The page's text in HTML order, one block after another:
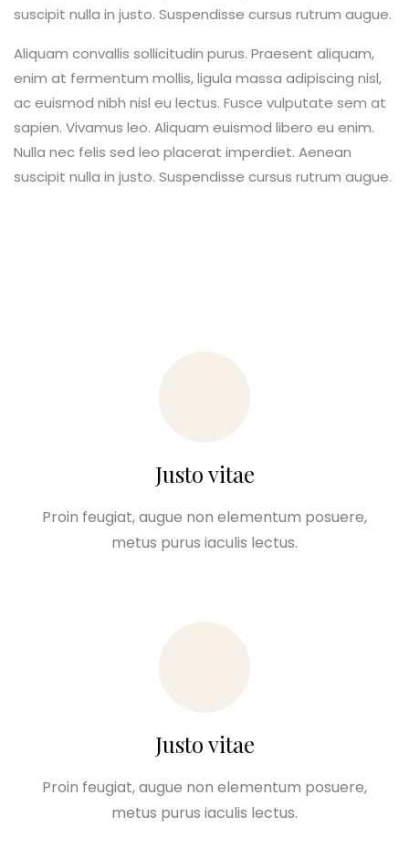
suscipit nulla in justo. Suspendisse cursus rutrum augue.
Aliquam convallis sollicitudin purus. Praesent aliquam,
enim at fermentum mollis, ligula massa adipiscing nisl,
ac euismod nibh nisl eu lectus. Fusce vulputate sem at
sapien. Vivamus leo. Aliquam euismod libero eu enim.
Nulla nec felis sed leo placerat imperdiet. Aenean
suscipit nulla in justo. Suspendisse cursus rutrum augue.
Justo vitae
Proin feugiat, augue non elementum posuere,
metus purus iaculis lectus.
Justo vitae
Proin feugiat, augue non elementum posuere,
metus purus iaculis lectus.